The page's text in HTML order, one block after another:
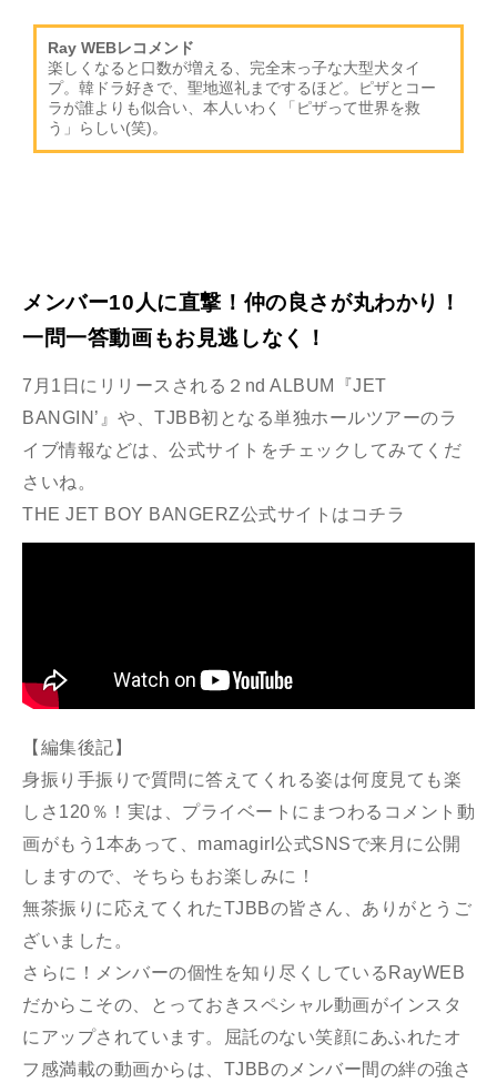
Ray WEBレコメンド
楽しくなると口数が増える、完全末っ子な大型犬タイ
プ。韓ドラ好きで、聖地巡礼までするほど。ピザとコー
ラが誰よりも似合い、本人いわく「ピザって世界を救
う」らしい(笑)。
メンバー10人に直撃！仲の良さが丸わかり！
一問一答動画もお見逃しなく！
7月1日にリリースされる２nd ALBUM『JET
BANGIN’』や、TJBB初となる単独ホールツアーのラ
イブ情報などは、公式サイトをチェックしてみてくだ
さいね。
THE JET BOY BANGERZ公式サイトはコチラ
【編集後記】
身振り手振りで質問に答えてくれる姿は何度見ても楽
しさ120％！実は、プライベートにまつわるコメント動
画がもう1本あって、mamagirl公式SNSで来月に公開
しますので、そちらもお楽しみに！
無茶振りに応えてくれたTJBBの皆さん、ありがとうご
ざいました。
さらに！メンバーの個性を知り尽くしているRayWEB
だからこその、とっておきスペシャル動画がインスタ
にアップされています。屈託のない笑顔にあふれたオ
フ感満載の動画からは、TJBBのメンバー間の絆の強さ